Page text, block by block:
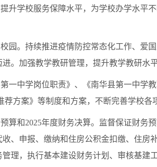
升学校服务保障水平，为学校办学水平
园。持续推进疫情防控常态化工作、爱
。加强教学教研管理，提升教学教研水
一中学岗位职责》、《南华县第一中学
方案》等制度和方案，不断完善学校各
算和2025年度财务决算。监督保证财务
、申报、缴纳和住房公积金扣缴、住房
理，执行基本建设财务计划、审核基建